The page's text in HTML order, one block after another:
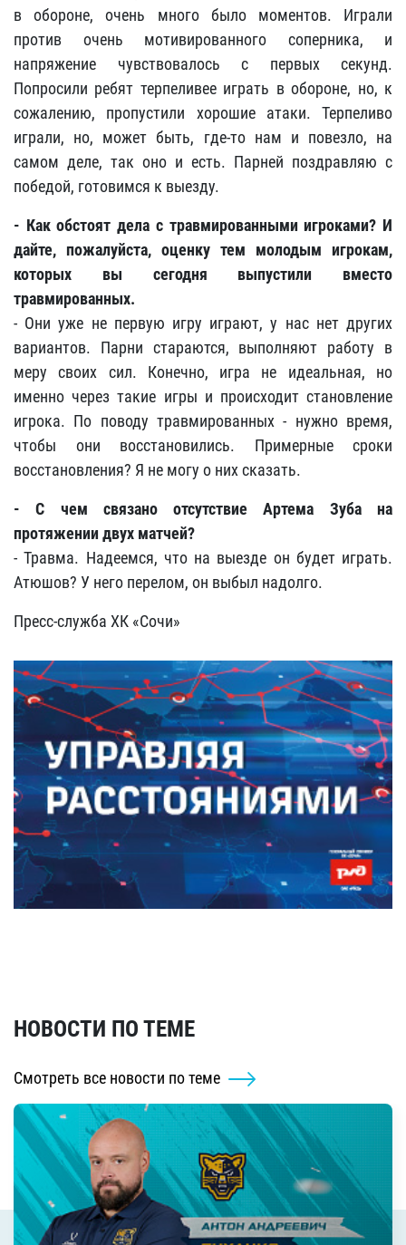
в обороне, очень много было моментов. Играли
против очень мотивированного соперника, и
напряжение чувствовалось с первых секунд.
Попросили ребят терпеливее играть в обороне, но, к
сожалению, пропустили хорошие атаки. Терпеливо
играли, но, может быть, где-то нам и повезло, на
самом деле, так оно и есть. Парней поздравляю с
победой, готовимся к выезду.
- Как обстоят дела с травмированными игроками? И
дайте, пожалуйста, оценку тем молодым игрокам,
которых вы сегодня выпустили вместо
травмированных.
- Они уже не первую игру играют, у нас нет других
вариантов. Парни стараются, выполняют работу в
меру своих сил. Конечно, игра не идеальная, но
именно через такие игры и происходит становление
игрока. По поводу травмированных - нужно время,
чтобы они восстановились. Примерные сроки
восстановления? Я не могу о них сказать.
- С чем связано отсутствие Артема Зуба на
протяжении двух матчей?
- Травма. Надеемся, что на выезде он будет играть.
Атюшов? У него перелом, он выбыл надолго.
Пресс-служба ХК «Сочи»
НОВОСТИ ПО ТЕМЕ
Смотреть все новости по теме